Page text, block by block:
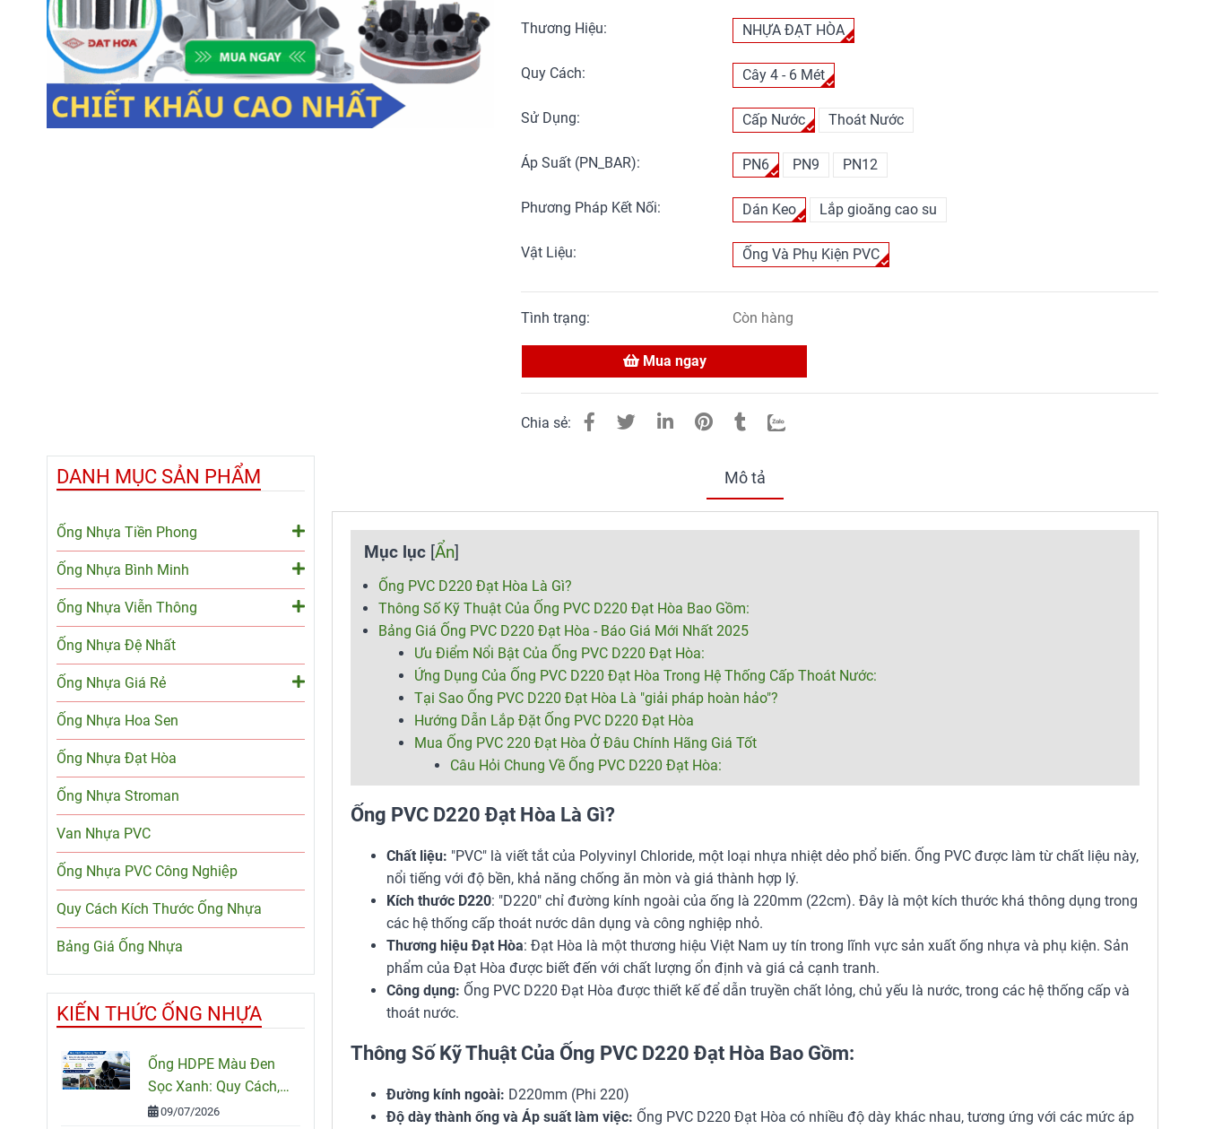
Thương Hiệu: NHỰA ĐẠT HÒA
Quy Cách: Cây 4 - 6 Mét
Sử Dụng: Cấp Nước Thoát Nước
Áp Suất (PN_BAR): PN6 PN9 PN12
Phương Pháp Kết Nối: Dán Keo Lắp gioăng cao su
Vật Liệu: Ống Và Phụ Kiện PVC
Tình trạng: Còn hàng
Mua ngay
Chia sẻ:
Mô tả
Mục lục [Ẩn]
Ống PVC D220 Đạt Hòa Là Gì?
Thông Số Kỹ Thuật Của Ống PVC D220 Đạt Hòa Bao Gồm:
Bảng Giá Ống PVC D220 Đạt Hòa - Báo Giá Mới Nhất 2025
Ưu Điểm Nổi Bật Của Ống PVC D220 Đạt Hòa:
Ứng Dụng Của Ống PVC D220 Đạt Hòa Trong Hệ Thống Cấp Thoát Nước:
Tại Sao Ống PVC D220 Đạt Hòa Là "giải pháp hoàn hảo"?
Hướng Dẫn Lắp Đặt Ống PVC D220 Đạt Hòa
Mua Ống PVC 220 Đạt Hòa Ở Đâu Chính Hãng Giá Tốt
Câu Hỏi Chung Về Ống PVC D220 Đạt Hòa:
Ống PVC D220 Đạt Hòa Là Gì?
Chất liệu: "PVC" là viết tắt của Polyvinyl Chloride, một loại nhựa nhiệt dẻo phổ biến. Ống PVC được làm từ chất liệu này,
nổi tiếng với độ bền, khả năng chống ăn mòn và giá thành hợp lý.
Kích thước D220: "D220" chỉ đường kính ngoài của ống là 220mm (22cm). Đây là một kích thước khá thông dụng trong
các hệ thống cấp thoát nước dân dụng và công nghiệp nhỏ.
Thương hiệu Đạt Hòa: Đạt Hòa là một thương hiệu Việt Nam uy tín trong lĩnh vực sản xuất ống nhựa và phụ kiện. Sản
phẩm của Đạt Hòa được biết đến với chất lượng ổn định và giá cả cạnh tranh.
Công dụng: Ống PVC D220 Đạt Hòa được thiết kế để dẫn truyền chất lỏng, chủ yếu là nước, trong các hệ thống cấp và
thoát nước.
Thông Số Kỹ Thuật Của Ống PVC D220 Đạt Hòa Bao Gồm:
Đường kính ngoài: D220mm (Phi 220)
Độ dày thành ống và Áp suất làm việc: Ống PVC D220 Đạt Hòa có nhiều độ dày khác nhau, tương ứng với các mức áp
DANH MỤC SẢN PHẨM
Ống Nhựa Tiền Phong
Ống Nhựa Bình Minh
Ống Nhựa Viễn Thông
Ống Nhựa Đệ Nhất
Ống Nhựa Giá Rẻ
Ống Nhựa Hoa Sen
Ống Nhựa Đạt Hòa
Ống Nhựa Stroman
Van Nhựa PVC
Ống Nhựa PVC Công Nghiệp
Quy Cách Kích Thước Ống Nhựa
Bảng Giá Ống Nhựa
KIẾN THỨC ỐNG NHỰA
Ống HDPE Màu Đen
Sọc Xanh: Quy Cách,
Ứng Dụng Và Cách
09/07/2026